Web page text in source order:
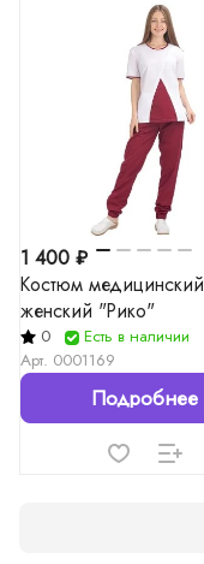
1 400 ₽
Костюм медицинский
женский "Рико"
0
Есть в наличии
Арт. 0001169
Подробнее